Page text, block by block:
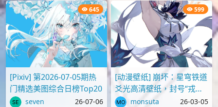
645
[Pixiv] 第2026-07-05期热
门精选美图综合日榜Top20
seven 26-07-06
599
[动漫壁纸] 崩坏：星穹铁道
爻光高清壁纸，封号“戎韬
将军”monsuta 26-03-05